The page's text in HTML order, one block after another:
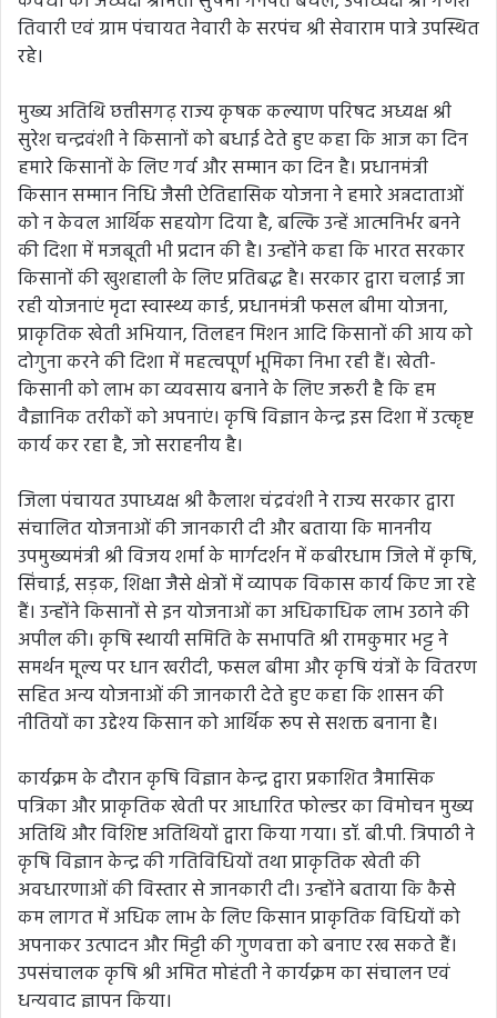
तिवारी एवं ग्राम पंचायत नेवारी के सरपंच श्री सेवाराम पात्रे उपस्थित
रहे।
मुख्य अतिथि छत्तीसगढ़ राज्य कृषक कल्याण परिषद अध्यक्ष श्री
सुरेश चन्द्रवंशी ने किसानों को बधाई देते हुए कहा कि आज का दिन
हमारे किसानों के लिए गर्व और सम्मान का दिन है। प्रधानमंत्री
किसान सम्मान निधि जैसी ऐतिहासिक योजना ने हमारे अन्नदाताओं
को न केवल आर्थिक सहयोग दिया है, बल्कि उन्हें आत्मनिर्भर बनने
की दिशा में मजबूती भी प्रदान की है। उन्होंने कहा कि भारत सरकार
किसानों की खुशहाली के लिए प्रतिबद्ध है। सरकार द्वारा चलाई जा
रही योजनाएं मृदा स्वास्थ्य कार्ड, प्रधानमंत्री फसल बीमा योजना,
प्राकृतिक खेती अभियान, तिलहन मिशन आदि किसानों की आय को
दोगुना करने की दिशा में महत्वपूर्ण भूमिका निभा रही हैं। खेती-
किसानी को लाभ का व्यवसाय बनाने के लिए जरूरी है कि हम
वैज्ञानिक तरीकों को अपनाएं। कृषि विज्ञान केन्द्र इस दिशा में उत्कृष्ट
कार्य कर रहा है, जो सराहनीय है।
जिला पंचायत उपाध्यक्ष श्री कैलाश चंद्रवंशी ने राज्य सरकार द्वारा
संचालित योजनाओं की जानकारी दी और बताया कि माननीय
उपमुख्यमंत्री श्री विजय शर्मा के मार्गदर्शन में कबीरधाम जिले में कृषि,
सिंचाई, सड़क, शिक्षा जैसे क्षेत्रों में व्यापक विकास कार्य किए जा रहे
हैं। उन्होंने किसानों से इन योजनाओं का अधिकाधिक लाभ उठाने की
अपील की। कृषि स्थायी समिति के सभापति श्री रामकुमार भट्ट ने
समर्थन मूल्य पर धान खरीदी, फसल बीमा और कृषि यंत्रों के वितरण
सहित अन्य योजनाओं की जानकारी देते हुए कहा कि शासन की
नीतियों का उद्देश्य किसान को आर्थिक रूप से सशक्त बनाना है।
कार्यक्रम के दौरान कृषि विज्ञान केन्द्र द्वारा प्रकाशित त्रैमासिक
पत्रिका और प्राकृतिक खेती पर आधारित फोल्डर का विमोचन मुख्य
अतिथि और विशिष्ट अतिथियों द्वारा किया गया। डॉ. बी.पी. त्रिपाठी ने
कृषि विज्ञान केन्द्र की गतिविधियों तथा प्राकृतिक खेती की
अवधारणाओं की विस्तार से जानकारी दी। उन्होंने बताया कि कैसे
कम लागत में अधिक लाभ के लिए किसान प्राकृतिक विधियों को
अपनाकर उत्पादन और मिट्टी की गुणवत्ता को बनाए रख सकते हैं।
उपसंचालक कृषि श्री अमित मोहंती ने कार्यक्रम का संचालन एवं
धन्यवाद ज्ञापन किया।